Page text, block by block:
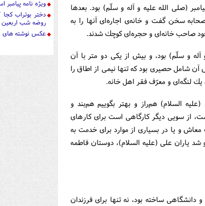
(صلی الله علیه و آله و سلّم) بود. بعدها
سخن گفت و خانه‌ی اجاره‌ای آنها را به
صاحب خانه‌ای و حجره‌ای كوچك شدند.
آله و سلّم) بود، و بیش از یكی دو متر با آن
شامل حصیری بود كه تنها نیمی از اطاق را
لنگه‌ای و معرّف فقر اهل خانه.
السلام) هم‌راز و بهتر بگوییم هم‌بند و
از سویی دیگر كارگاهی است برای كارهای
و یا در بسیاری از موارد برای خدمت به
یاران علی (علیه السلام)، دوستان فاطمه
ساخته بود، نه تنها برای فرزندان
ویژه نامه
دختر بوتراب
روضه شب
عکس نوشته